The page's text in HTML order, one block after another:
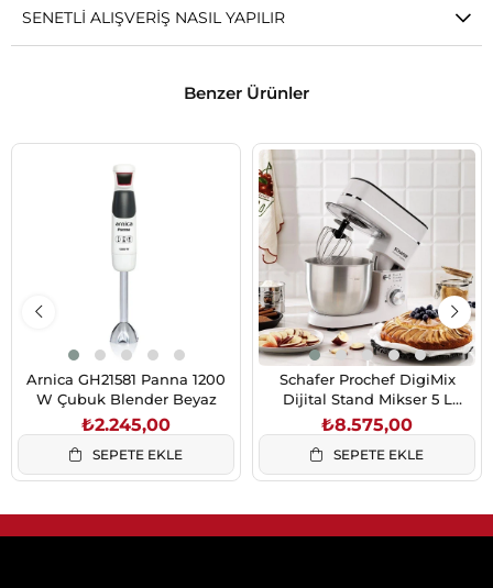
SENETLI ALIŞVERIŞ NASIL YAPILIR
Benzer Ürünler
Arnica GH21581 Panna 1200
W Çubuk Blender Beyaz
₺2.245,00
SEPETE EKLE
Schafer Prochef DigiMix
Dijital Stand Mikser 5 L
1500W Beyaz
₺8.575,00
SEPETE EKLE